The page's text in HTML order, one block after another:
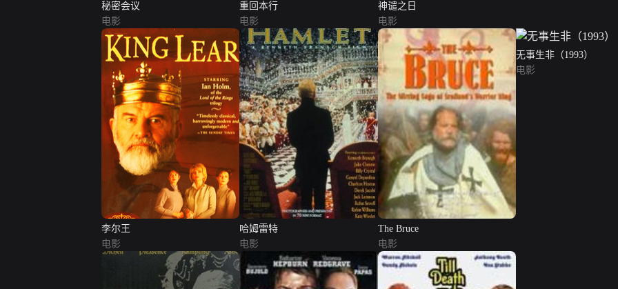
秘密会议
电影
重回本行
电影
神谴之日
电影
李尔王
电影
哈姆雷特
电影
The Bruce
电影
无事生非（1993）
电影